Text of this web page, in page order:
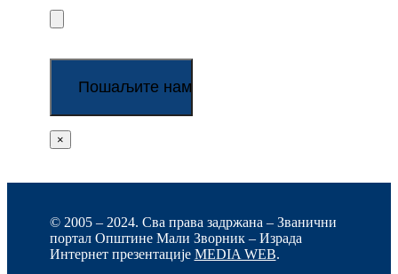
×
© 2005 – 2024. Сва права задржана – Званични
портал Општине Мали Зворник – Израда
Интернет презентације MEDIA WEB.